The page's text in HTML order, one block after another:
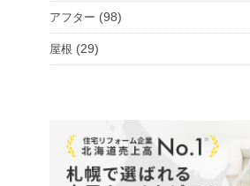
アフター (98)
屋根 (29)